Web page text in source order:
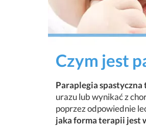
Czym jest
Paraplegia
urazu lub wynikać z
poprzez odpowiednie
jaka forma terapii jest